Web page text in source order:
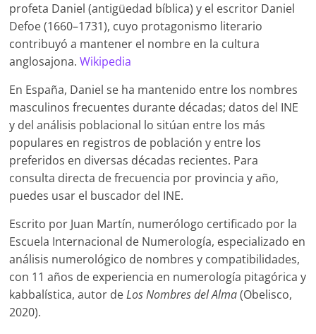
profeta Daniel (antigüedad bíblica) y el escritor Daniel
Defoe (1660–1731), cuyo protagonismo literario
contribuyó a mantener el nombre en la cultura
anglosajona.Wikipedia
En España, Daniel se ha mantenido entre los nombres
masculinos frecuentes durante décadas; datos del INE
y del análisis poblacional lo sitúan entre los más
populares en registros de población y entre los
preferidos en diversas décadas recientes. Para
consulta directa de frecuencia por provincia y año,
puedes usar el buscador del INE.
Escrito por Juan Martín, numerólogo certificado por la
Escuela Internacional de Numerología, especializado en
análisis numerológico de nombres y compatibilidades,
con 11 años de experiencia en numerología pitagórica y
kabbalística, autor deLos Nombres del Alma(Obelisco,
2020).